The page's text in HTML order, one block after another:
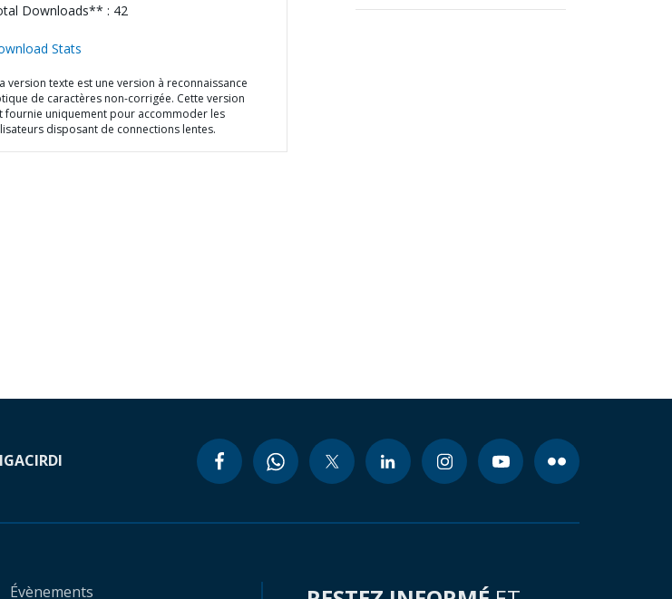
Downloads** : 42
Stats
version texte est une version à reconnaissance
de caractères non-corrigée. Cette version
fournie uniquement pour accommoder les
disposant de connections lentes.
CIRDI
Évènements